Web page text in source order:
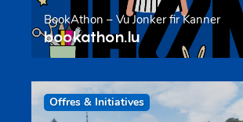
BookAthon – Vu Jonker fir Kanner
bookathon.lu
Offres & Initiatives